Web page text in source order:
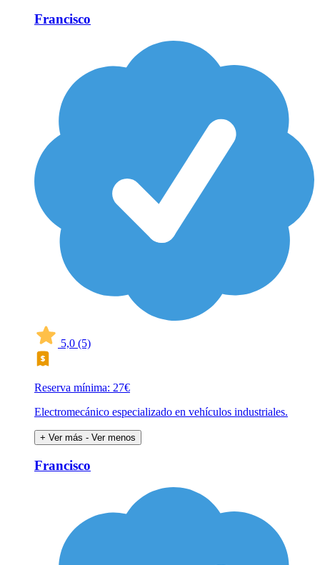
Francisco
5,0 (5)
Reserva mínima: 27€
Electromecánico especializado en vehículos industriales.
+ Ver más - Ver menos
Francisco